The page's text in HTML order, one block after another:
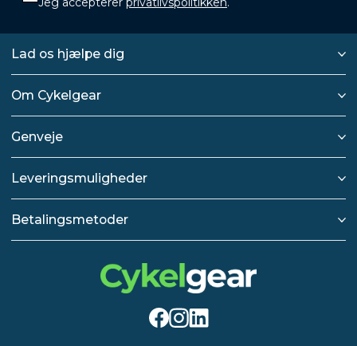
Lad os hjælpe dig
Om Cykelgear
Genveje
Leveringsmuligheder
Betalingsmetoder